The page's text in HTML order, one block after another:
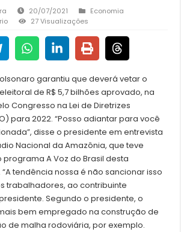
20/07/2021
Economia
27 Visualizações
garantiu que deverá vetar o
de R$ 5,7 bilhões aprovado, na
Congresso na Lei de Diretrizes
para 2022. “Posso adiantar para você
disse o presidente em entrevista
Nacional da Amazônia, que teve
A Voz do Brasil desta
tendência nossa é não sancionar isso
trabalhadores, ao contribuinte
Segundo o presidente, o
bem empregado na construção de
de malha rodoviária, por exemplo.